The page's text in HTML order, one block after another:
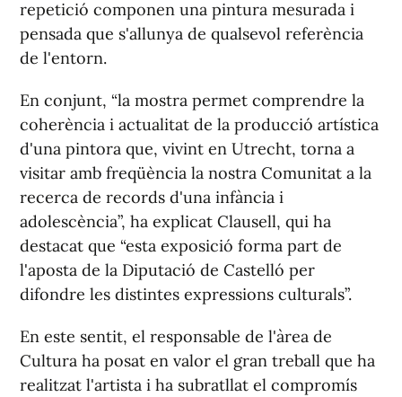
repetició componen una pintura mesurada i
pensada que s'allunya de qualsevol referència
de l'entorn.
En conjunt, “la mostra permet comprendre la
coherència i actualitat de la producció artística
d'una pintora que, vivint en Utrecht, torna a
visitar amb freqüència la nostra Comunitat a la
recerca de records d'una infància i
adolescència”, ha explicat Clausell, qui ha
destacat que “esta exposició forma part de
l'aposta de la Diputació de Castelló per
difondre les distintes expressions culturals”.
En este sentit, el responsable de l'àrea de
Cultura ha posat en valor el gran treball que ha
realitzat l'artista i ha subratllat el compromís